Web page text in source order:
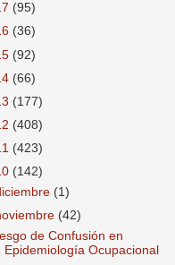
(95)
(36)
(92)
(66)
(177)
(408)
(423)
(142)
(1)
(42)
de Confusión en
Epidemiología Ocupacional